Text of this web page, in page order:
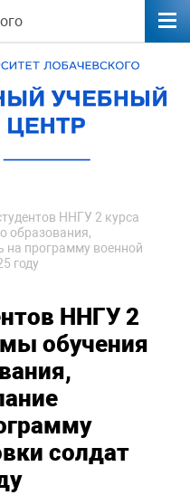
ННГУ 2 курса
образования,
на программу военной
году
ННГУ 2
обучения
солдат